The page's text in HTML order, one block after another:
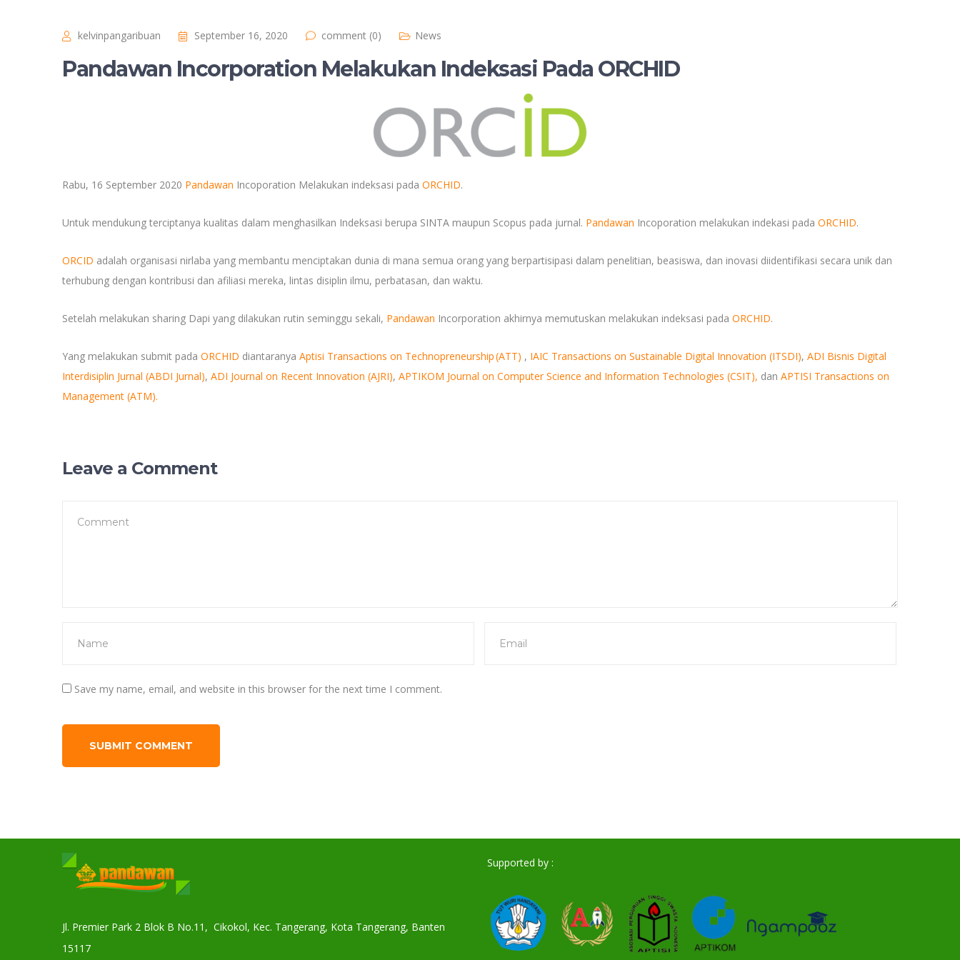
kelvinpangaribuan September 16, 2020 comment (0) News
Pandawan Incorporation Melakukan Indeksasi Pada ORCHID
Rabu, 16 September 2020 Pandawan Incoporation Melakukan indeksasi pada ORCHID.
Untuk mendukung terciptanya kualitas dalam menghasilkan Indeksasi berupa SINTA maupun Scopus pada jurnal. Pandawan Incoporation melakukan indekasi pada ORCHID.
ORCID adalah organisasi nirlaba yang membantu menciptakan dunia di mana semua orang yang berpartisipasi dalam penelitian, beasiswa, dan inovasi diidentifikasi secara unik dan
terhubung dengan kontribusi dan afiliasi mereka, lintas disiplin ilmu, perbatasan, dan waktu.
Setelah melakukan sharing Dapi yang dilakukan rutin seminggu sekali, Pandawan Incorporation akhirnya memutuskan melakukan indeksasi pada ORCHID.
Yang melakukan submit pada ORCHID diantaranya Aptisi Transactions on Technopreneurship (ATT) , IAIC Transactions on Sustainable Digital Innovation (ITSDI), ADI Bisnis Digital
Interdisiplin Jurnal (ABDI Jurnal), ADI Journal on Recent Innovation (AJRI), APTIKOM Journal on Computer Science and Information Technologies (CSIT), dan APTISI Transactions on
Management (ATM).
Leave a Comment
Save my name, email, and website in this browser for the next time I comment.
Jl. Premier Park 2 Blok B No.11, Cikokol, Kec. Tangerang, Kota Tangerang, Banten
15117
Supported by :